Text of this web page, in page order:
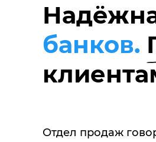
банков.
Отдел продаж